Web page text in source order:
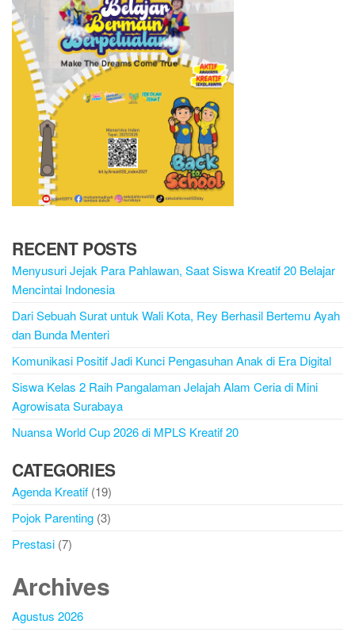
RECENT POSTS
Menyusuri Jejak Para Pahlawan, Saat Siswa Kreatif 20 Belajar
Mencintai Indonesia
Dari Sebuah Surat untuk Wali Kota, Rey Berhasil Bertemu Ayah
dan Bunda Menteri
Komunikasi Positif Jadi Kunci Pengasuhan Anak di Era Digital
Siswa Kelas 2 Raih Pangalaman Jelajah Alam Ceria di Mini
Agrowisata Surabaya
Nuansa World Cup 2026 di MPLS Kreatif 20
CATEGORIES
Agenda Kreatif (19)
Pojok Parenting (3)
Prestasi (7)
Archives
Agustus 2026